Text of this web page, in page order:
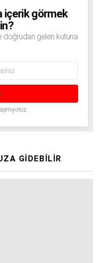
içerik görmek
doğrudan gelen kutuna
GIDEBILIR